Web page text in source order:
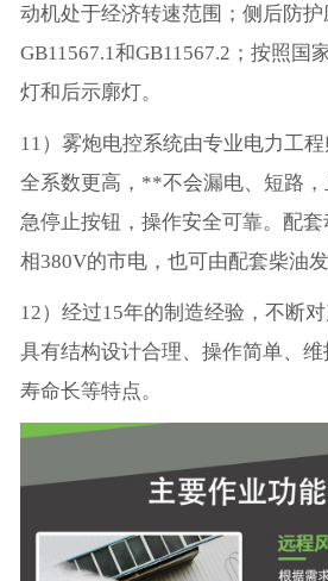
动机处于经济转速范围；侧后防
GB11567.1和GB11567.2；按照国
灯和后示廓灯。
11）雾炮电控系统由专业电力工
全系数更高，**不会漏电、短路，
急停止按钮，操作安全可靠。配
相380V的市电，也可由配套柴油发
12）经过15年的制造经验，不断
具有结构设计合理、操作简单、维
寿命长等特点。